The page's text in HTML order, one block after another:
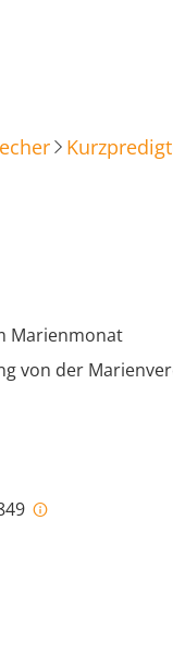
Marienmonat
von der